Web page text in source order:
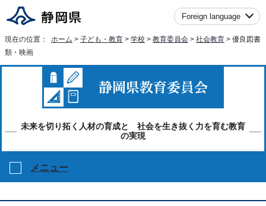
Foreign language
現在の位置： ホーム > 子ども・教育 > 学校 > 教育委員会 > 社会教育 > 優良図書
類・映画
未来を切り拓く人材の育成と 社会を生き抜く力を育む教育
の実現
メニュー